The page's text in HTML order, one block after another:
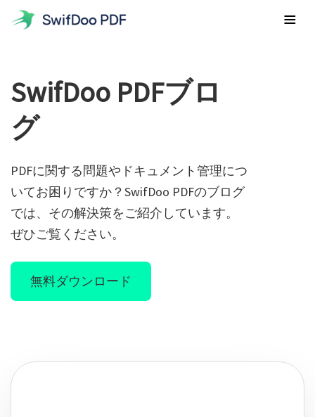
PDFツール
Windows用SwifDoo PDF
iPhone/iPad用SwifDoo PDF
ペーパーレスソリューション向けの使いやすい iOS PDF エデ
ィター。
macOS用のPDF編集ソフトで学習と仕事の効率を向上させま
しょう。
オンラインツール
特徴
人気の
PDF 内のテキスト、画像、ハイパーリンク、背景などを編集
変換
PDF と Office ドキュメント、EPUB、JPG、およびその他の
ファイル間の変換
結合
複数の PDF ファイルを 1 つに結合し、さまざまな方法で
PDF を分割
価格設定
ダウンロード
無料ダウンロード
SwifDoo PDFブロ
グ
PDFに関する問題やドキュメント管理につ
いてお困りですか？SwifDoo PDFのブログ
では、その解決策をご紹介しています。
ぜひご覧ください。
無料ダウンロード